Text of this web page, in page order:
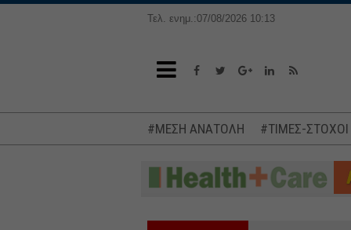
Τελ. ενημ.:07/08/2026 10:13
#ΜΕΣΗ ΑΝΑΤΟΛΗ #ΤΙΜΕΣ-